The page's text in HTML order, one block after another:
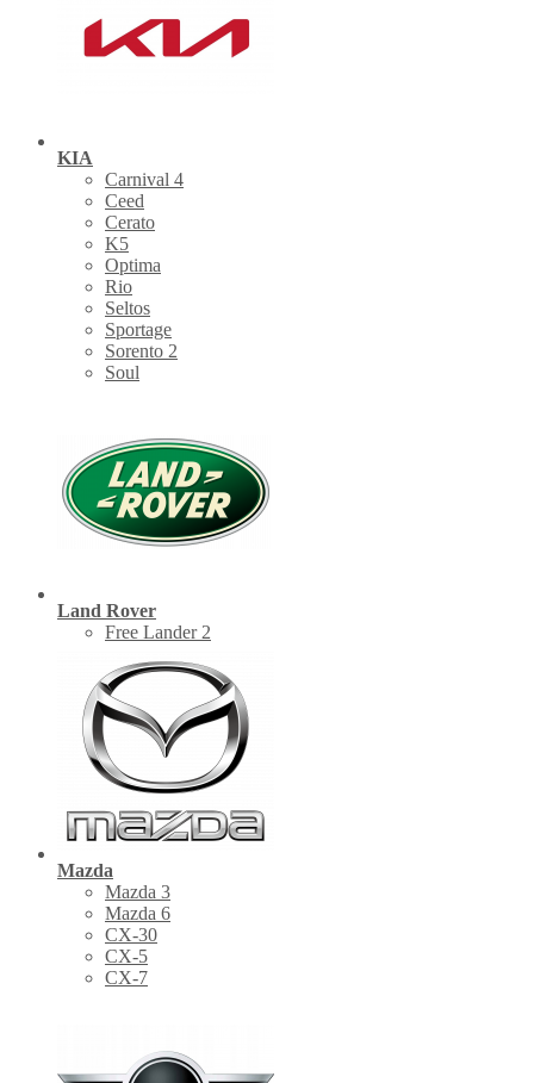
KIA
Carnival 4
Ceed
Cerato
K5
Optima
Rio
Seltos
Sportage
Sorento 2
Soul
Land Rover
Free Lander 2
Mazda
Mazda 3
Mazda 6
CX-30
СХ-5
CX-7